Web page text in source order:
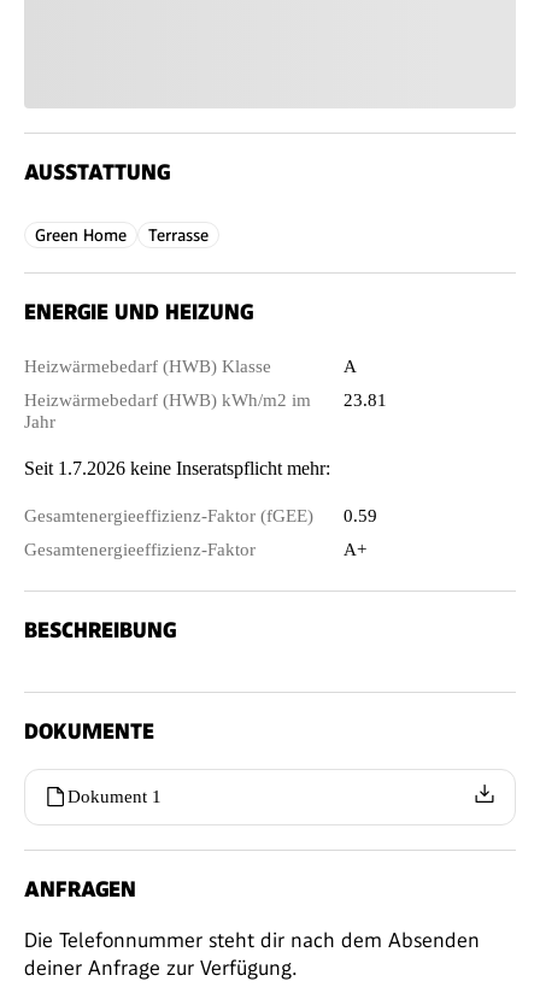
AUSSTATTUNG
Green Home Terrasse
ENERGIE UND HEIZUNG
Heizwärmebedarf (HWB) Klasse
A
Heizwärmebedarf (HWB) kWh/m2 im
Jahr
23.81
Seit 1.7.2026 keine Inseratspflicht mehr:
Gesamtenergieeffizienz-Faktor (fGEE)
0.59
Gesamtenergieeffizienz-Faktor
A+
BESCHREIBUNG
DOKUMENTE
Dokument 1
ANFRAGEN
Die Telefonnummer steht dir nach dem Absenden
deiner Anfrage zur Verfügung.